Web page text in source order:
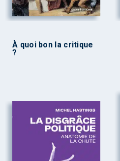
À quoi bon la critique
?